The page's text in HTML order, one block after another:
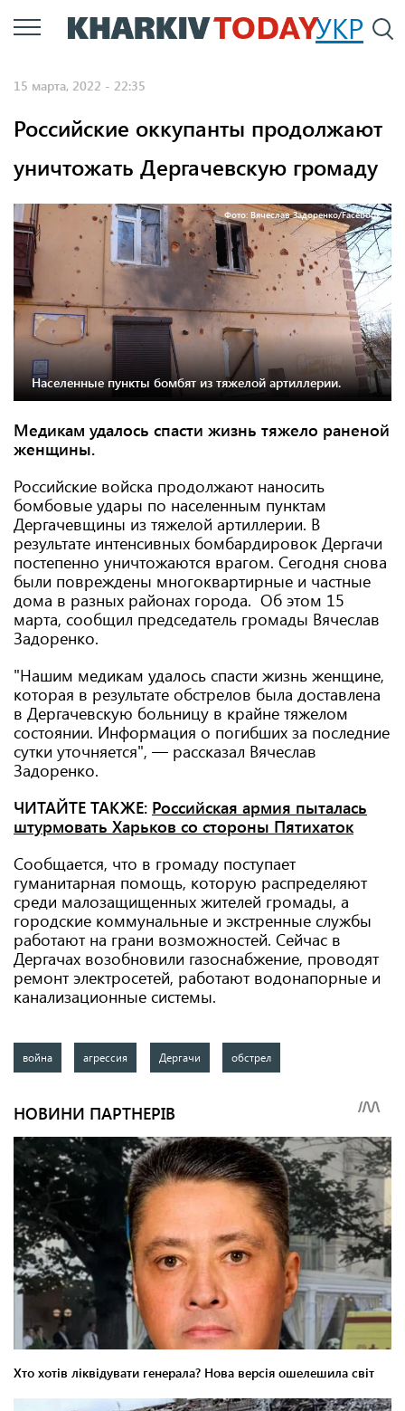
Перейти
к
УКР
15 марта, 2022 - 22:35
Российские оккупанты продолжают
уничтожать Дергачевскую громаду
Фото: Вячеслав Задоренко/Facebook.
Населенные пункты бомбят из тяжелой артиллерии.
Медикам удалось спасти жизнь тяжело раненой
женщины.
Российские войска продолжают наносить
бомбовые удары по населенным пунктам
Дергачевщины из тяжелой артиллерии. В
результате интенсивных бомбардировок Дергачи
постепенно уничтожаются врагом. Сегодня снова
были повреждены многоквартирные и частные
дома в разных районах города. Об этом 15
марта, сообщил председатель громады Вячеслав
Задоренко.
"Нашим медикам удалось спасти жизнь женщине,
которая в результате обстрелов была доставлена ​​
в Дергачевскую больницу в крайне тяжелом
состоянии. Информация о погибших за последние
сутки уточняется", — рассказал Вячеслав
Задоренко.
ЧИТАЙТЕ ТАКЖЕ: Российская армия пыталась
штурмовать Харьков со стороны Пятихаток
Сообщается, что в громаду поступает
гуманитарная помощь, которую распределяют
среди малозащищенных жителей громады, а
городские коммунальные и экстренные службы
работают на грани возможностей. Сейчас в
Дергачах возобновили газоснабжение, проводят
ремонт электросетей, работают водонапорные и
канализационные системы.
война агрессия Дергачи обстрел